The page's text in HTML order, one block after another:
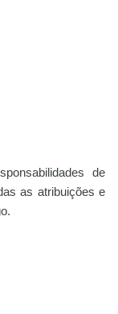
de
as atribuições e